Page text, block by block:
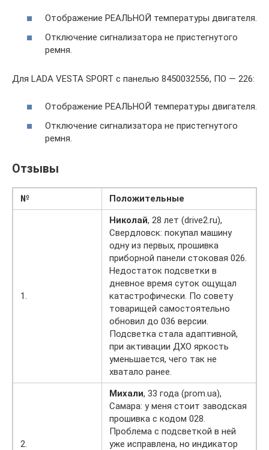
Отображение РЕАЛЬНОЙ температуры двигателя.
Отключение сигнализатора не пристегнутого
ремня.
Для LADA VESTA SPORT с панелью 8450032556, ПО — 226:
Отображение РЕАЛЬНОЙ температуры двигателя.
Отключение сигнализатора не пристегнутого
ремня.
Отзывы
№ Положительные
1.
Николай, 28 лет (drive2.ru),
Свердловск: покупал машину
одну из первых, прошивка
приборной панели стоковая 026.
Недостаток подсветки в
дневное время суток ощущал
катастрофически. По совету
товарищей самостоятельно
обновил до 036 версии.
Подсветка стала адаптивной,
при активации ДХО яркость
уменьшается, чего так не
хватало ранее.
2.
Михали, 33 года (prom.ua),
Самара: у меня стоит заводская
прошивка с кодом 028.
Проблема с подсветкой в ней
уже исправлена, но индикатор